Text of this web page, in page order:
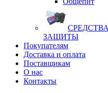
ЗАЩИТЫ
Покупателям
Доставка и оплата
Поставщикам
О нас
Контакты